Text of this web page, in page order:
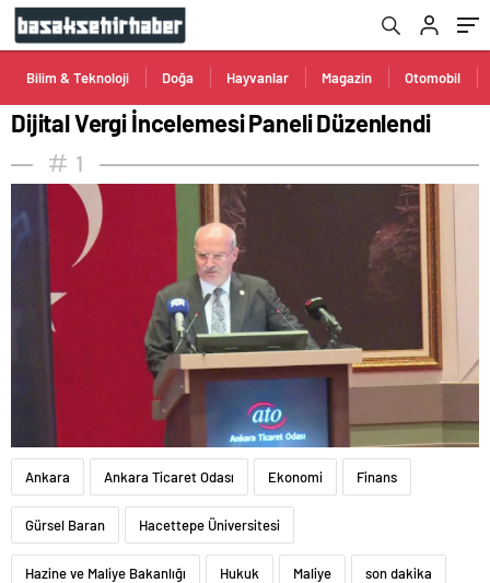
Bilim & Teknoloji Doğa Hayvanlar Magazin Otomobil
Dijital Vergi İncelemesi Paneli Düzenlendi
1
Ankara Ankara Ticaret Odası Ekonomi Finans
Gürsel Baran Hacettepe Üniversitesi
Hazine ve Maliye Bakanlığı Hukuk Maliye son dakika